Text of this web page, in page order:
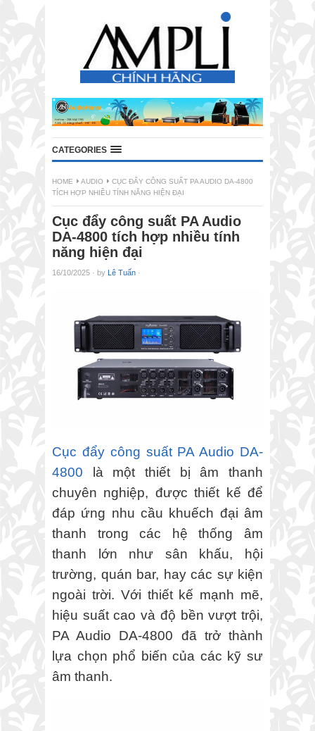
CATEGORIES
HOME AUDIO
CỤC ĐẨY CÔNG SUẤT PA AUDIO DA-4800
TÍCH HỢP NHIỀU TÍNH NĂNG HIỆN ĐẠI
Cục đẩy công suất PA Audio
DA-4800 tích hợp nhiều tính
năng hiện đại
16/10/2025 · by Lê Tuấn ·
Cục đẩy công suất PA Audio DA-
4800 là một thiết bị âm thanh
chuyên nghiệp, được thiết kế để
đáp ứng nhu cầu khuếch đại âm
thanh trong các hệ thống âm
thanh lớn như sân khấu, hội
trường, quán bar, hay các sự kiện
ngoài trời. Với thiết kế mạnh mẽ,
hiệu suất cao và độ bền vượt trội,
PA Audio DA-4800 đã trở thành
lựa chọn phổ biến của các kỹ sư
âm thanh.